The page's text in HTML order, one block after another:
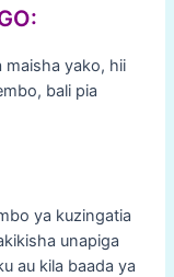
maisha yako, hii
bali pia
ya kuzingatia
unapiga
au kila baada ya